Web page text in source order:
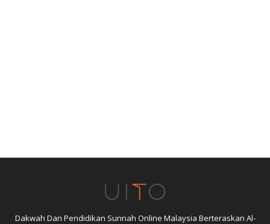
Dakwah Dan Pendidikan Sunnah Online Malaysia Berteraskan Al-